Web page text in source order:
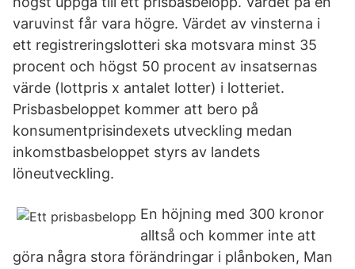
varuvinst får vara högre. Värdet av vinsterna i
ett registreringslotteri ska motsvara minst 35
procent och högst 50 procent av insatsernas
värde (lottpris x antalet lotter) i lotteriet.
Prisbasbeloppet kommer att bero på
konsumentprisindexets utveckling medan
inkomstbasbeloppet styrs av landets
löneutveckling.
En höjning med 300 kronor
alltså och kommer inte att
göra några stora förändringar i plånboken, Man